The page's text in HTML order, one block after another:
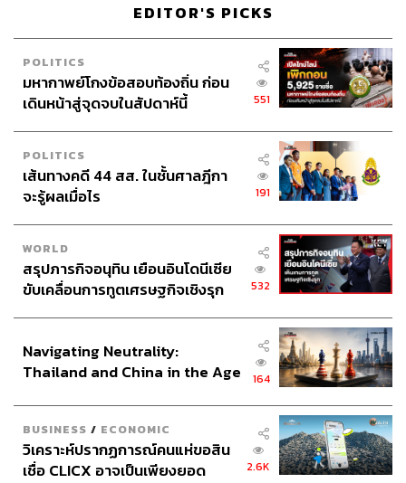
EDITOR'S PICKS
POLITICS
มหากาพย์โกงข้อสอบท้องถิ่น ก่อน
เดินหน้าสู่จุดจบในสัปดาห์นี้
551
POLITICS
เส้นทางคดี 44 สส. ในชั้นศาลฎีกา
จะรู้ผลเมื่อไร
191
WORLD
สรุปภารกิจอนุทิน เยือนอินโดนีเซีย
ขับเคลื่อนการทูตเศรษฐกิจเชิงรุก
532
Navigating Neutrality:
Thailand and China in the Age
164
BUSINESS / ECONOMIC
วิเคราะห์ปรากฏการณ์คนแห่ขอสิน
เชื่อ CLICX อาจเป็นเพียงยอด
2.6K